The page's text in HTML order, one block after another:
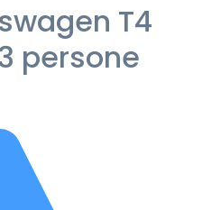
T4
persone